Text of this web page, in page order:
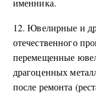
именника.
12. Ювелирные и
отечественного
перемещенные
драгоценных
после ремонта